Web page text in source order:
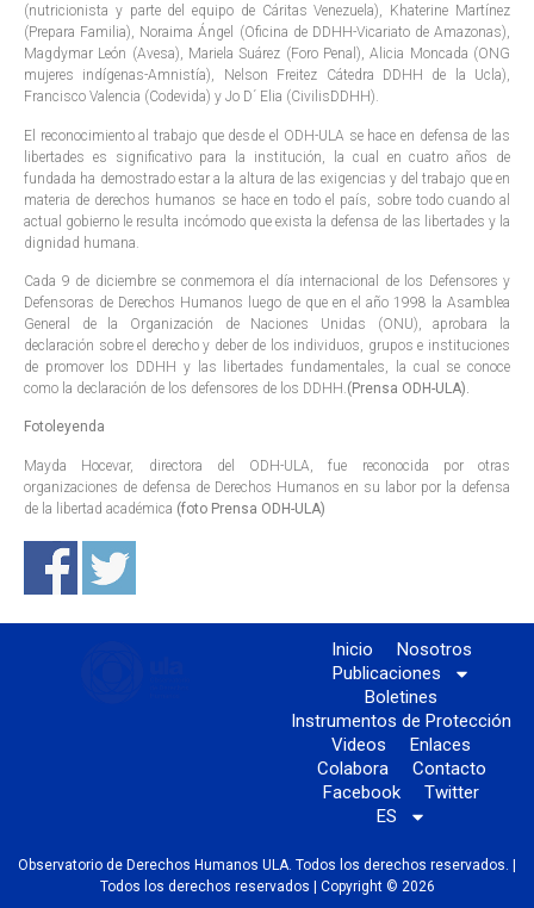
(nutricionista y parte del equipo de Cáritas Venezuela), Khaterine Martínez
(Prepara Familia), Noraima Ángel (Oficina de DDHH-Vicariato de Amazonas),
Magdymar León (Avesa), Mariela Suárez (Foro Penal), Alicia Moncada (ONG
mujeres indígenas-Amnistía), Nelson Freitez Cátedra DDHH de la Ucla),
Francisco Valencia (Codevida) y Jo D´ Elia (CivilisDDHH).
El reconocimiento al trabajo que desde el ODH-ULA se hace en defensa de las
libertades es significativo para la institución, la cual en cuatro años de
fundada ha demostrado estar a la altura de las exigencias y del trabajo que en
materia de derechos humanos se hace en todo el país, sobre todo cuando al
actual gobierno le resulta incómodo que exista la defensa de las libertades y la
dignidad humana.
Cada 9 de diciembre se conmemora el día internacional de los Defensores y
Defensoras de Derechos Humanos luego de que en el año 1998 la Asamblea
General de la Organización de Naciones Unidas (ONU), aprobara la
declaración sobre el derecho y deber de los individuos, grupos e instituciones
de promover los DDHH y las libertades fundamentales, la cual se conoce
como la declaración de los defensores de los DDHH.(Prensa ODH-ULA).
Fotoleyenda
Mayda Hocevar, directora del ODH-ULA, fue reconocida por otras
organizaciones de defensa de Derechos Humanos en su labor por la defensa
de la libertad académica (foto Prensa ODH-ULA)
Inicio
Nosotros
Publicaciones
Boletines
Instrumentos de Protección
Videos
Enlaces
Colabora
Contacto
Facebook
Twitter
ES
Observatorio de Derechos Humanos ULA. Todos los derechos reservados. |
Todos los derechos reservados | Copyright © 2026